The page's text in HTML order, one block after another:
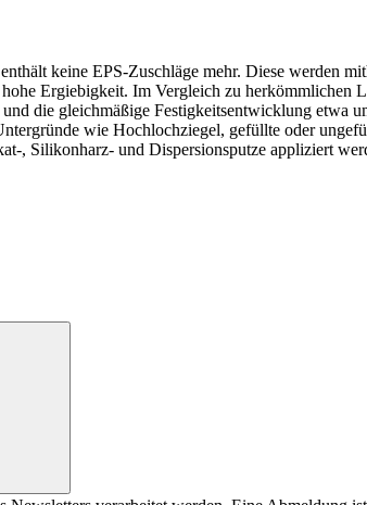
keine EPS-Zuschläge mehr. Diese werden
Ergiebigkeit. Im Vergleich zu
die gleichmäßige Festigkeitsentwicklung
wie Hochlochziegel, gefüllte oder
, Silikonharz- und Dispersionsputze appliziert